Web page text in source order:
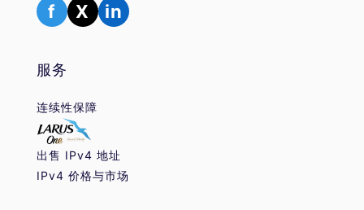
f X in
服务
连续性保障
出售 IPv4 地址
IPv4 价格与市场